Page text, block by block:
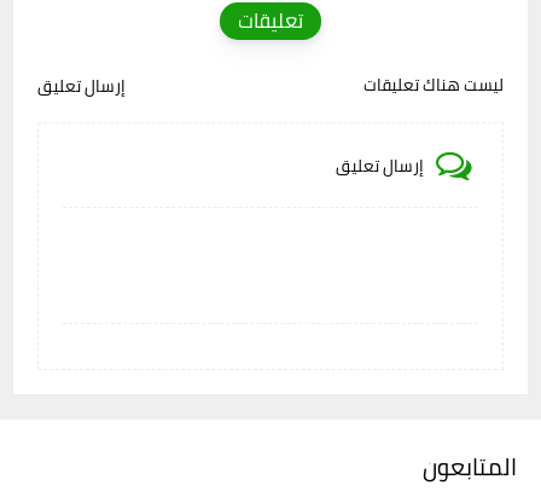
تعليقات
ليست هناك تعليقات إرسال تعليق
إرسال تعليق
المتابعون